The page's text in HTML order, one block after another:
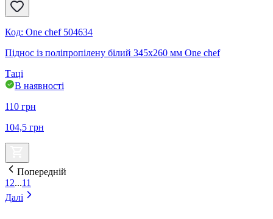
Код: One chef 504634
Піднос із поліпропілену білий 345х260 мм One chef
Таці
В наявності
110 грн
104,5 грн
Попередній
1 2...11
Далі